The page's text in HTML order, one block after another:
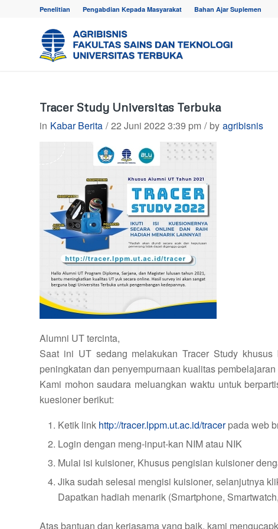
Penelitian Pengabdian Kepada Masyarakat Bahan Ajar Suplemen
Tracer Study Universitas Terbuka
in Kabar Berita / 22 Juni 2022 3:39 pm / by agribisnis
Alumni UT tercinta,
Saat ini UT sedang melakukan Tracer Study
peningkatan dan penyempurnaan kualitas
Kami mohon saudara meluangkan waktu untuk
kuesioner berikut:
Ketik link http://tracer.lppm.ut.ac.id/tracerpada web
Login dengan meng-input-kan NIM atau NIK
Mulai isi kuisioner, Khusus pengisian kuisioner
Jika sudah selesai mengisi kuisioner, selanjutnya
Dapatkan hadiah menarik (Smartphone,
Atas bantuan dan kerjasama yang baik, kami